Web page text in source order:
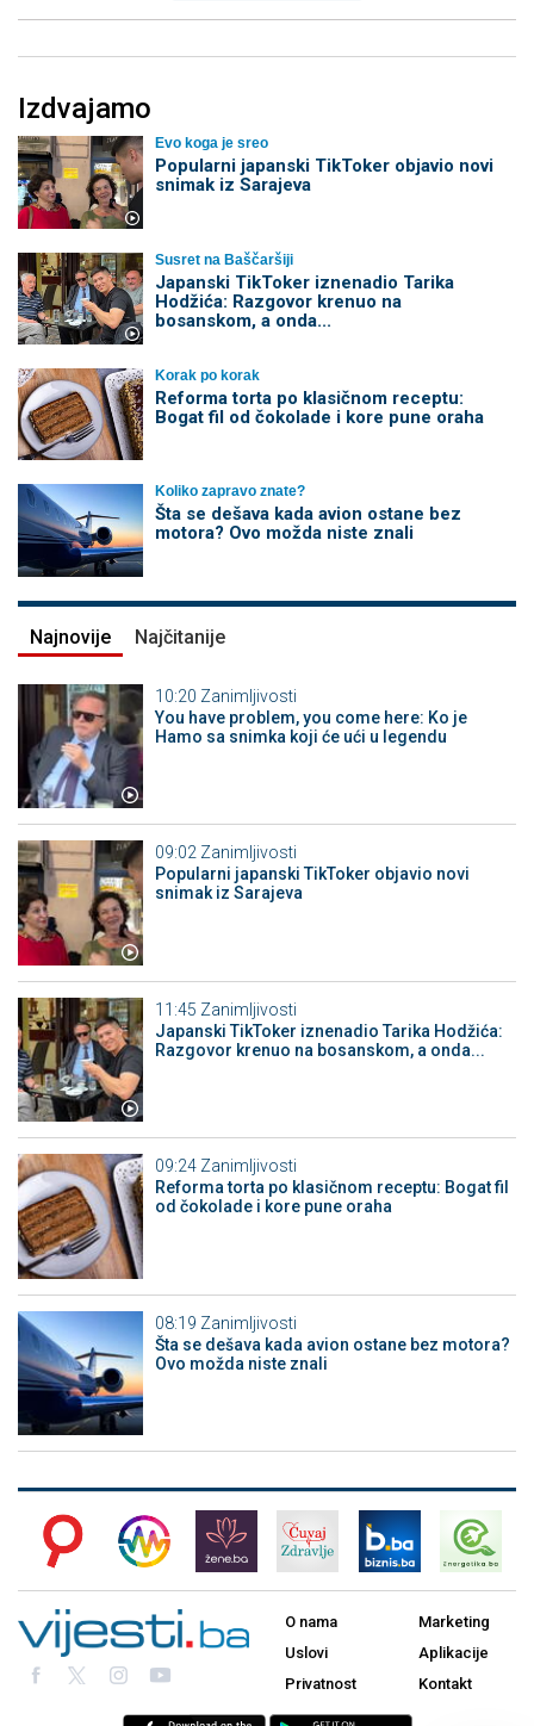
Izdvajamo
Evo koga je sreo
Popularni japanski TikToker objavio novi
snimak iz Sarajeva
Susret na Baščaršiji
Japanski TikToker iznenadio Tarika
Hodžića: Razgovor krenuo na
bosanskom, a onda...
Korak po korak
Reforma torta po klasičnom receptu:
Bogat fil od čokolade i kore pune oraha
Koliko zapravo znate?
Šta se dešava kada avion ostane bez
motora? Ovo možda niste znali
Najnovije Najčitanije
10:20 Zanimljivosti
You have problem, you come here: Ko je
Hamo sa snimka koji će ući u legendu
09:02 Zanimljivosti
Popularni japanski TikToker objavio novi
snimak iz Sarajeva
11:45 Zanimljivosti
Japanski TikToker iznenadio Tarika Hodžića:
Razgovor krenuo na bosanskom, a onda...
09:24 Zanimljivosti
Reforma torta po klasičnom receptu: Bogat fil
od čokolade i kore pune oraha
08:19 Zanimljivosti
Šta se dešava kada avion ostane bez motora?
Ovo možda niste znali
O nama
Uslovi
Privatnost
Marketing
Aplikacije
Kontakt